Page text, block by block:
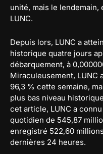
unité, mais le lendemain,
LUNC.
Depuis lors, LUNC a
historique quatre jours
débarquement, à
Miraculeusement, LUNC
96,3 % cette semaine,
plus bas niveau
cet article, LUNC a
quotidien de 545,87
enregistré 522,60
dernières 24 heures.